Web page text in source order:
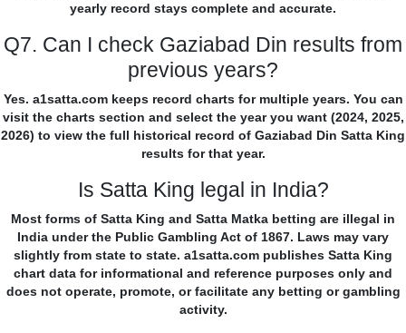
yearly record stays complete and accurate.
Q7. Can I check Gaziabad Din results from
previous years?
Yes. a1satta.com keeps record charts for multiple years. You can
visit the charts section and select the year you want (2024, 2025,
2026) to view the full historical record of Gaziabad Din Satta King
results for that year.
Is Satta King legal in India?
Most forms of Satta King and Satta Matka betting are illegal in
India under the Public Gambling Act of 1867. Laws may vary
slightly from state to state. a1satta.com publishes Satta King
chart data for informational and reference purposes only and
does not operate, promote, or facilitate any betting or gambling
activity.